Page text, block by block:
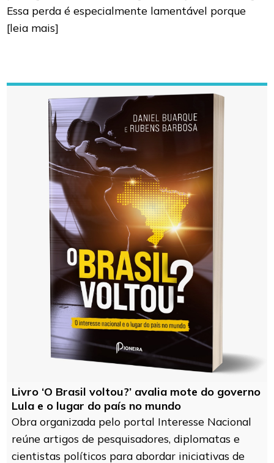
Essa perda é especialmente lamentável porque
[leia mais]
Livro ‘O Brasil voltou?’ avalia mote do governo
Lula e o lugar do país no mundo
Obra organizada pelo portal Interesse Nacional
reúne artigos de pesquisadores, diplomatas e
cientistas políticos para abordar iniciativas de